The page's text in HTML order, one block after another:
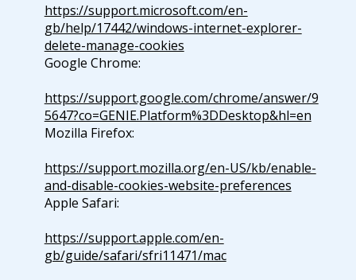
https://support.microsoft.com/en-
gb/help/17442/windows-internet-explorer-
delete-manage-cookies
Google Chrome:
https://support.google.com/chrome/answer/9
5647?co=GENIE.Platform%3DDesktop&hl=en
Mozilla Firefox:
https://support.mozilla.org/en-US/kb/enable-
and-disable-cookies-website-preferences
Apple Safari:
https://support.apple.com/en-
gb/guide/safari/sfri11471/mac